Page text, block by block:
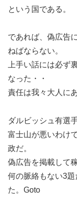
という国である。
であれば、偽広告
ねばならない。
上手い話には必ず
なった・・
責任は我々大人に
ダルビッシュ有選
富士山が悪いわけ
政だ。
偽広告を掲載して
何の脈絡もない3
た。Goto